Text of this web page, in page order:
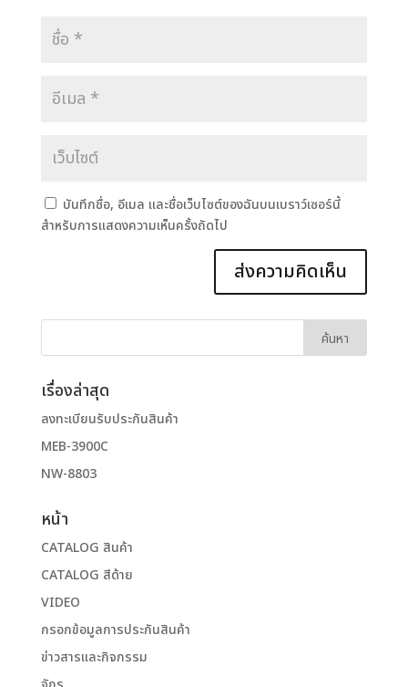
บันทึกชื่อ, อีเมล และชื่อเว็บไซต์ของฉันบนเบราว์เซอร์นี้
สำหรับการแสดงความเห็นครั้งถัดไป
เรื่องล่าสุด
ลงทะเบียนรับประกันสินค้า
MEB-3900C
NW-8803
หน้า
CATALOG สินค้า
CATALOG สีด้าย
VIDEO
กรอกข้อมูลการประกันสินค้า
ข่าวสารและกิจกรรม